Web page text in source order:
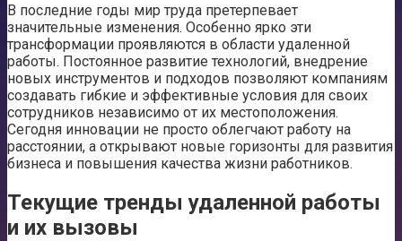
В последние годы мир труда претерпевает
значительные изменения. Особенно ярко эти
трансформации проявляются в области удаленной
работы. Постоянное развитие технологий, внедрение
новых инструментов и подходов позволяют компаниям
создавать гибкие и эффективные условия для своих
сотрудников независимо от их местоположения.
Сегодня инновации не просто облегчают работу на
расстоянии, а открывают новые горизонты для развития
бизнеса и повышения качества жизни работников.
Текущие тренды удаленной работы
и их вызовы